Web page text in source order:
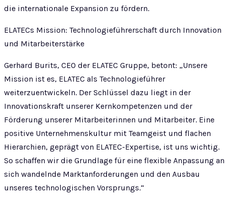
die internationale Expansion zu fördern.
ELATECs Mission: Technologieführerschaft durch Innovation
und Mitarbeiterstärke
Gerhard Burits, CEO der ELATEC Gruppe, betont: „Unsere
Mission ist es, ELATEC als Technologieführer
weiterzuentwickeln. Der Schlüssel dazu liegt in der
Innovationskraft unserer Kernkompetenzen und der
Förderung unserer Mitarbeiterinnen und Mitarbeiter. Eine
positive Unternehmenskultur mit Teamgeist und flachen
Hierarchien, geprägt von ELATEC-Expertise, ist uns wichtig.
So schaffen wir die Grundlage für eine flexible Anpassung an
sich wandelnde Marktanforderungen und den Ausbau
unseres technologischen Vorsprungs.“